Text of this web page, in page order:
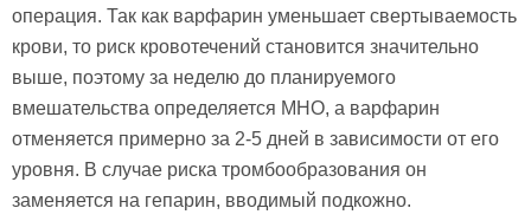
операция. Так как варфарин уменьшает свертываемость
крови, то риск кровотечений становится значительно
выше, поэтому за неделю до планируемого
вмешательства определяется МНО, а варфарин
отменяется примерно за 2-5 дней в зависимости от его
уровня. В случае риска тромбообразования он
заменяется на гепарин, вводимый подкожно.